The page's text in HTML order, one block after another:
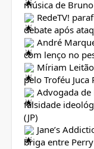
música de
RedeTV!
debate após
André
com lenço no
Míriam
pelo Troféu Juca
Advogada
falsidade
(JP)
Jane’s
briga entre